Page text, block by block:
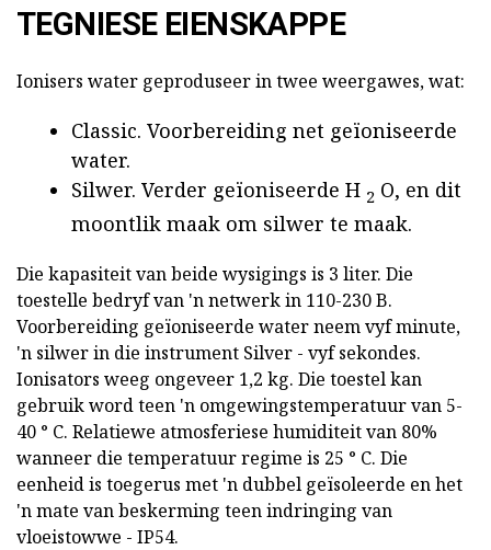
TEGNIESE EIENSKAPPE
Ionisers water geproduseer in twee weergawes, wat:
Classic. Voorbereiding net geïoniseerde
water.
Silwer. Verder geïoniseerde H 2 O, en dit
moontlik maak om silwer te maak.
Die kapasiteit van beide wysigings is 3 liter. Die
toestelle bedryf van 'n netwerk in 110-230 B.
Voorbereiding geïoniseerde water neem vyf minute,
'n silwer in die instrument Silver - vyf sekondes.
Ionisators weeg ongeveer 1,2 kg. Die toestel kan
gebruik word teen 'n omgewingstemperatuur van 5-
40 ° C. Relatiewe atmosferiese humiditeit van 80%
wanneer die temperatuur regime is 25 ° C. Die
eenheid is toegerus met 'n dubbel geïsoleerde en het
'n mate van beskerming teen indringing van
vloeistowwe - IP54.